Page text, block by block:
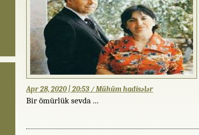
Apr 28, 2020 | 20:53 / Mühüm hadisələr
Bir ömürlük sevda ...